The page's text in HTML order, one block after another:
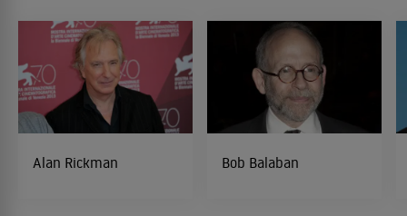
Alan Rickman Bob Balaban